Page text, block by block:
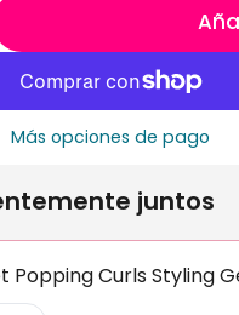
Más opciones de pago
juntos
Popping Curls Styling